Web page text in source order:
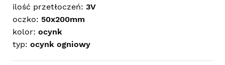
ilość przetłoczeń: 3V
oczko: 50x200mm
kolor: ocynk
typ: ocynk ogniowy